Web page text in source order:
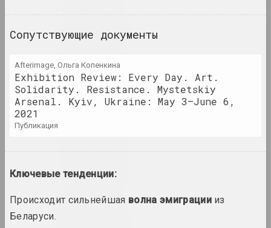
итоги года
1941 год
итоги года
итоги года
Сопутствующие документы
Afterimage, Ольга Копенкина
Exhibition Review: Every Day. Art.
Solidarity. Resistance. Mystetskiy
Arsenal. Kyiv, Ukraine: May 3–June 6,
2021
публикация
Ключевые тенденции:
Происходит сильнейшая волна эмиграции из
Беларуси.